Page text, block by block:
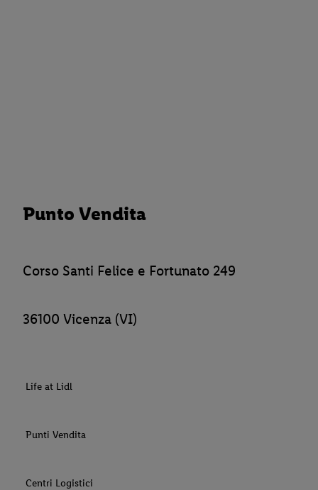
Punto Vendita
Corso Santi Felice e Fortunato 249
36100 Vicenza (VI)
Life at Lidl
Punti Vendita
Centri Logistici